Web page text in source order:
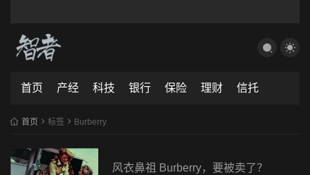
首页 产经 科技 银行 保险 理财 信托
首页 标签 Burberry
风衣鼻祖 Burberry，要被卖了？